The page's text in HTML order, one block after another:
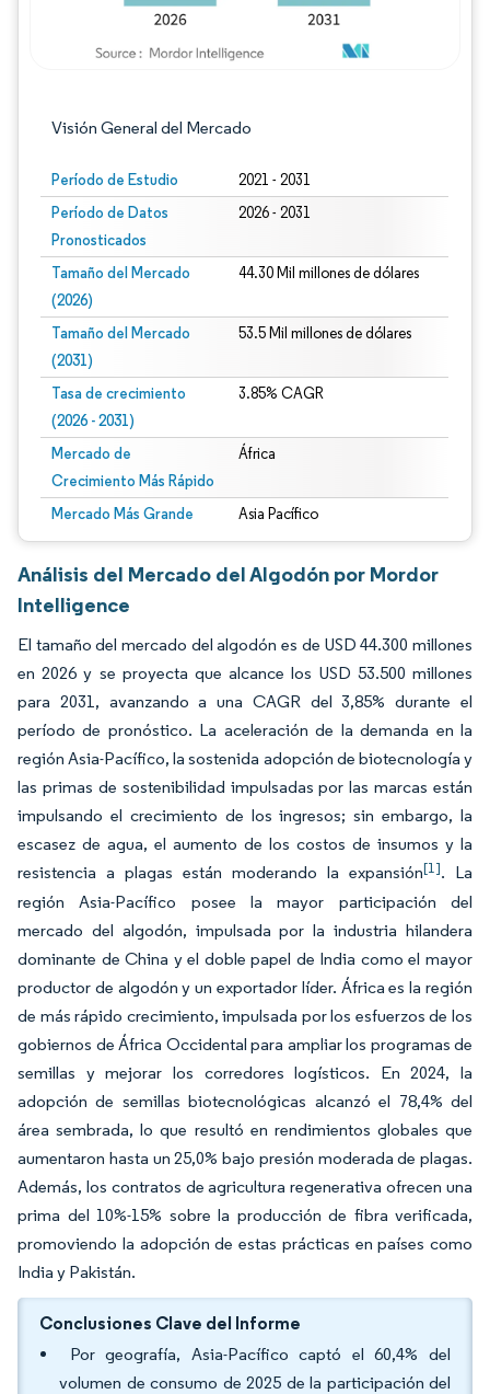
Visión General del Mercado
Período de Estudio 2021 - 2031
Período de Datos
Pronosticados
2026 - 2031
Tamaño del Mercado
(2026)
44.30 Mil millones de dólares
Tamaño del Mercado
(2031)
53.5 Mil millones de dólares
Tasa de crecimiento
(2026 - 2031)
3.85% CAGR
Mercado de
Crecimiento Más Rápido
África
Mercado Más Grande Asia Pacífico
Análisis del Mercado del Algodón por Mordor
Intelligence
El tamaño del mercado del algodón es de USD 44.300 millones
en 2026 y se proyecta que alcance los USD 53.500 millones
para 2031, avanzando a una CAGR del 3,85% durante el
período de pronóstico. La aceleración de la demanda en la
región Asia-Pacífico, la sostenida adopción de biotecnología y
las primas de sostenibilidad impulsadas por las marcas están
impulsando el crecimiento de los ingresos; sin embargo, la
escasez de agua, el aumento de los costos de insumos y la
resistencia a plagas están moderando la expansión[1]. La
región Asia-Pacífico posee la mayor participación del
mercado del algodón, impulsada por la industria hilandera
dominante de China y el doble papel de India como el mayor
productor de algodón y un exportador líder. África es la región
de más rápido crecimiento, impulsada por los esfuerzos de los
gobiernos de África Occidental para ampliar los programas de
semillas y mejorar los corredores logísticos. En 2024, la
adopción de semillas biotecnológicas alcanzó el 78,4% del
área sembrada, lo que resultó en rendimientos globales que
aumentaron hasta un 25,0% bajo presión moderada de plagas.
Además, los contratos de agricultura regenerativa ofrecen una
prima del 10%-15% sobre la producción de fibra verificada,
promoviendo la adopción de estas prácticas en países como
India y Pakistán.
Conclusiones Clave del Informe
Por geografía, Asia-Pacífico captó el 60,4% del
volumen de consumo de 2025 de la participación del